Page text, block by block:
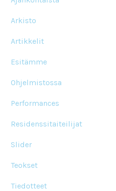
Arkisto
Artikkelit
Esitämme
Ohjelmistossa
Performances
Residenssitaiteilijat
Slider
Teokset
Tiedotteet